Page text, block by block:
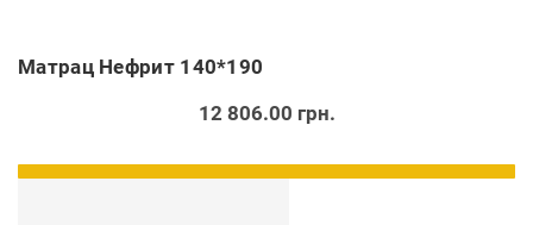
Матрац Нефрит 140*190
12 806.00 грн.